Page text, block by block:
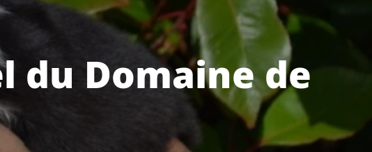
du Domaine de